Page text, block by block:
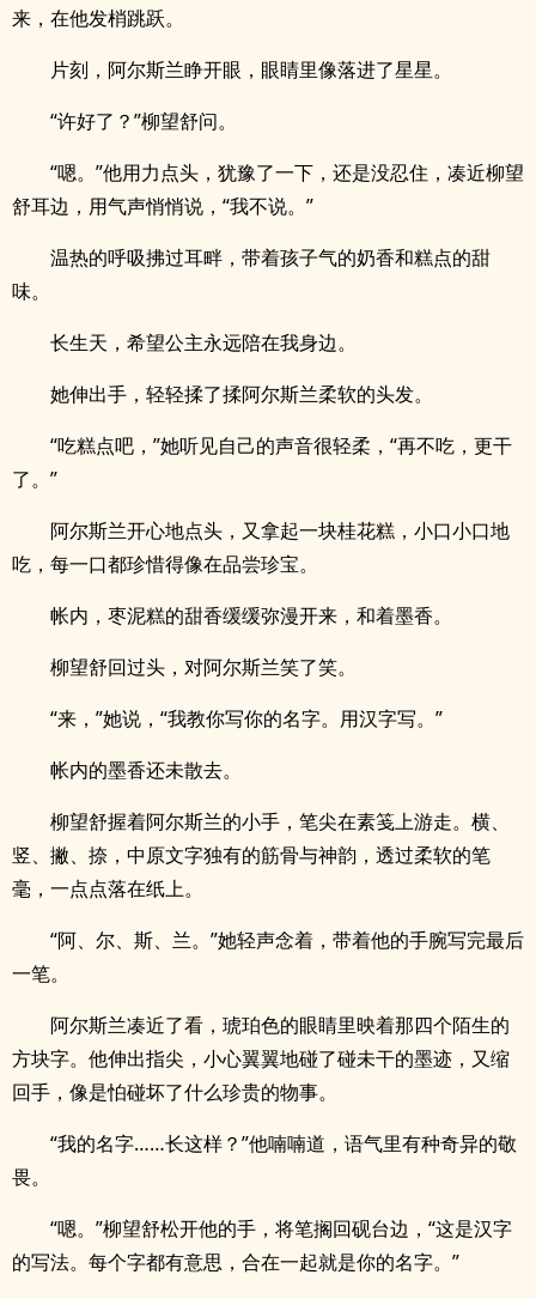
来，在他发梢跳跃。
片刻，阿尔斯兰睁开眼，眼睛里像落进了星星。
“许好了？”柳望舒问。
“嗯。”他用力点头，犹豫了一下，还是没忍住，凑近柳望
舒耳边，用气声悄悄说，“我不说。”
温热的呼吸拂过耳畔，带着孩子气的奶香和糕点的甜
味。
长生天，希望公主永远陪在我身边。
她伸出手，轻轻揉了揉阿尔斯兰柔软的头发。
“吃糕点吧，”她听见自己的声音很轻柔，“再不吃，更干
了。”
阿尔斯兰开心地点头，又拿起一块桂花糕，小口小口地
吃，每一口都珍惜得像在品尝珍宝。
帐内，枣泥糕的甜香缓缓弥漫开来，和着墨香。
柳望舒回过头，对阿尔斯兰笑了笑。
“来，”她说，“我教你写你的名字。用汉字写。”
帐内的墨香还未散去。
柳望舒握着阿尔斯兰的小手，笔尖在素笺上游走。横、
竖、撇、捺，中原文字独有的筋骨与神韵，透过柔软的笔
毫，一点点落在纸上。
“阿、尔、斯、兰。”她轻声念着，带着他的手腕写完最后
一笔。
阿尔斯兰凑近了看，琥珀色的眼睛里映着那四个陌生的
方块字。他伸出指尖，小心翼翼地碰了碰未干的墨迹，又缩
回手，像是怕碰坏了什么珍贵的物事。
“我的名字……长这样？”他喃喃道，语气里有种奇异的敬
畏。
“嗯。”柳望舒松开他的手，将笔搁回砚台边，“这是汉字
的写法。每个字都有意思，合在一起就是你的名字。”